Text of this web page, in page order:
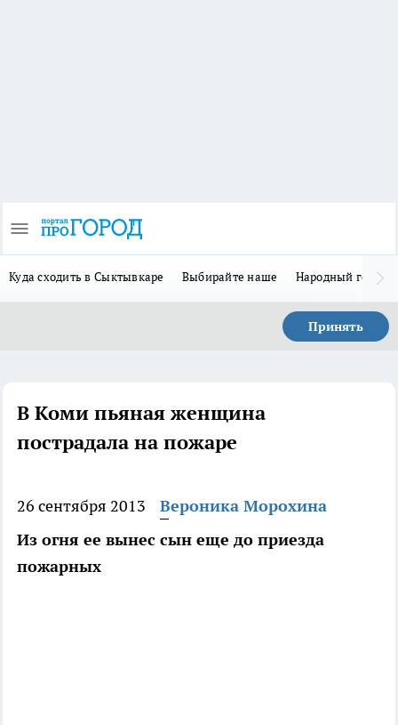
Куда сходить в Сыктывкаре Выбирайте наше Народный герой
Принять
В Коми пьяная женщина
пострадала на пожаре
26 сентября 2013
Вероника Морохина
Из огня ее вынес сын еще до приезда
пожарных